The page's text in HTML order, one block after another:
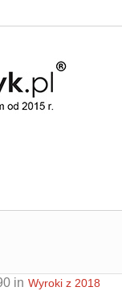
in Wyroki z 2018